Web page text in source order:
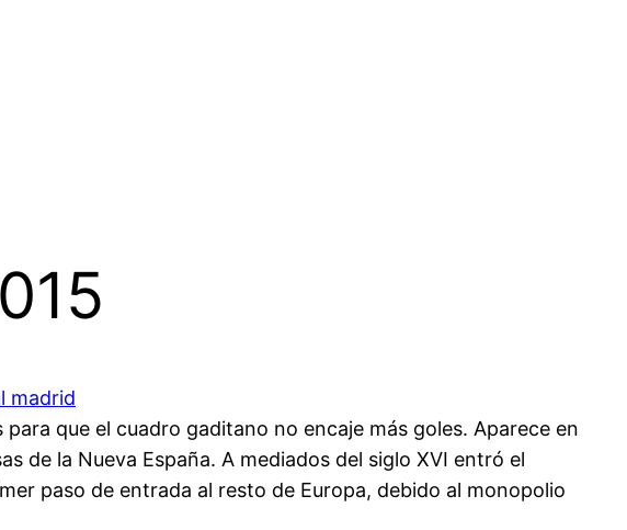
que el cuadro gaditano no encaje más goles. Aparece en
de la Nueva España. A mediados del siglo XVI entró el
paso de entrada al resto de Europa, debido al monopolio